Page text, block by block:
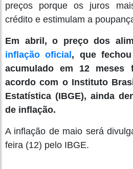
preços porque os juros
crédito e estimulam a
Em abril, o preço dos
inflação oficial , que
acumulado em 12 meses
acordo com o Instituto
Estatística (IBGE), ainda
de inflação.
A inflação de maio será
feira (12) pelo IBGE.